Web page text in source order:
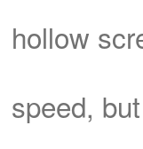
hollow
speed,